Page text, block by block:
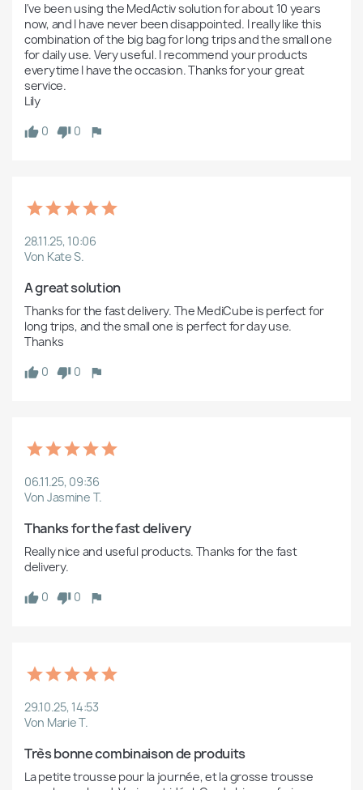
I've been using the MedActiv solution for about 10 years
now, and I have never been disappointed. I really like this
combination of the big bag for long trips and the small one
for daily use. Very useful. I recommend your products
everytime I have the occasion. Thanks for your great
service.
Lily
0
0
28.11.25, 10:06
Von Kate S.
A great solution
Thanks for the fast delivery. The MediCube is perfect for
long trips, and the small one is perfect for day use.
Thanks
0
0
06.11.25, 09:36
Von Jasmine T.
Thanks for the fast delivery
Really nice and useful products. Thanks for the fast
delivery.
0
0
29.10.25, 14:53
Von Marie T.
Très bonne combinaison de produits
La petite trousse pour la journée, et la grosse trousse